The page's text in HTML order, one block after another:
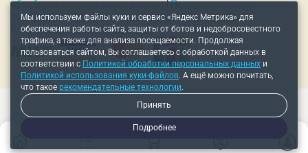
возможность непрерывной обработки
криволинейных поверхностей, что важно при
изготовлении лопаток турбин, пропеллеров и
других деталей сложной геометрии.
При выборе оснастки нужно учитывать
грузоподъёмность, диапазон углов поворота и
наклона, точность и скорость позиционирования,
жёсткость конструкции.
Мы используем файлы куки и сервис «Яндекс Метрика» для
обеспечения работы сайта, защиты от ботов и недобросовестного
трафика, а также для анализа посещаемости. Продолжая
пользоваться сайтом, Вы соглашаетесь с обработкой данных в
соответствии с Политикой обработки персональных данных и
Политикой использования куки-файлов. А ещё можно почитать,
что такое рекомендательные технологии.
Принять
Подробнее
обработки персональных данных|Пользовательское
соглашение|Политика использования куки-файлов|
Рекомендательные технологии